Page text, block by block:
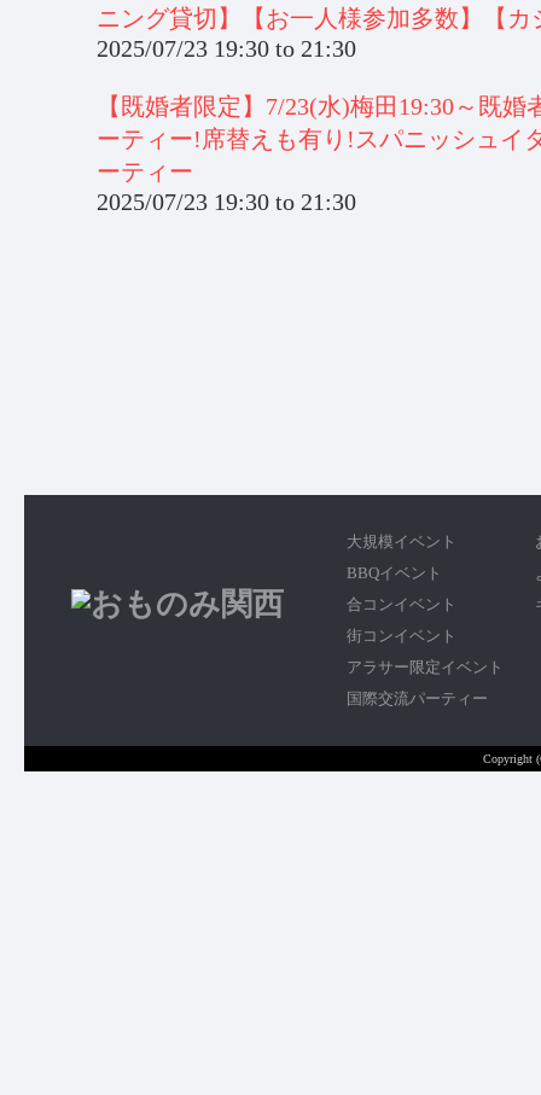
ニング貸切】【お一人様参加多数】【
2025/07/23 19:30 to 21:30
【既婚者限定】7/23(水)梅田19:30～既
ーティー!席替えも有り!スパニッシュイ
ーティー
2025/07/23 19:30 to 21:30
大規模イベント
BBQイベント
合コンイベント
街コンイベント
アラサー限定イベント
国際交流パーティー
Copyright